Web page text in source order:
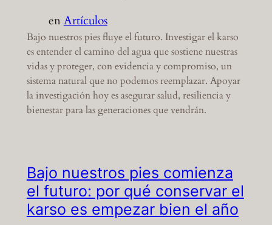
enArtículos
Bajo nuestros pies fluye el futuro. Investigar el karso
es entender el camino del agua que sostiene nuestras
vidas y proteger, con evidencia y compromiso, un
sistema natural que no podemos reemplazar. Apoyar
la investigación hoy es asegurar salud, resiliencia y
bienestar para las generaciones que vendrán.
Bajo nuestros pies comienza
el futuro: por qué conservar el
karso es empezar bien el año